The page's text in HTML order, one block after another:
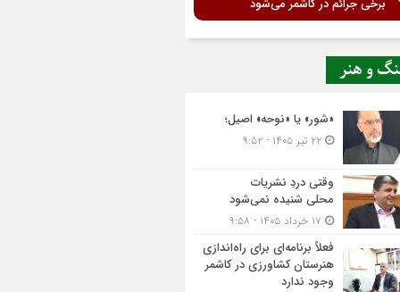
و هنر
«شور» یا «نوحه» اصیل؛
وقتی دردِ نشریات
محلی شنیده نمی‌شود
فعلاً برنامه‌ای برای راه‌اندازی
هنرستان کشاورزی در کاشمر
وجود ندارد